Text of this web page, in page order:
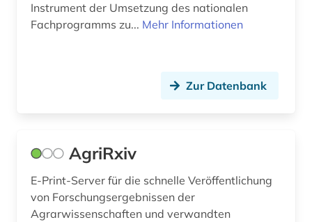
botanischer garten (3)
brief (3)
briefsammlung (1)
bryophyten (1)
Instrument der Umsetzung des nationalen
Fachprogramms zu... Mehr Informationen
Zur Datenbank
AgriRxiv
E-Print-Server für die schnelle Veröffentlichung
von Forschungsergebnissen der
Agrarwissenschaften und verwandten